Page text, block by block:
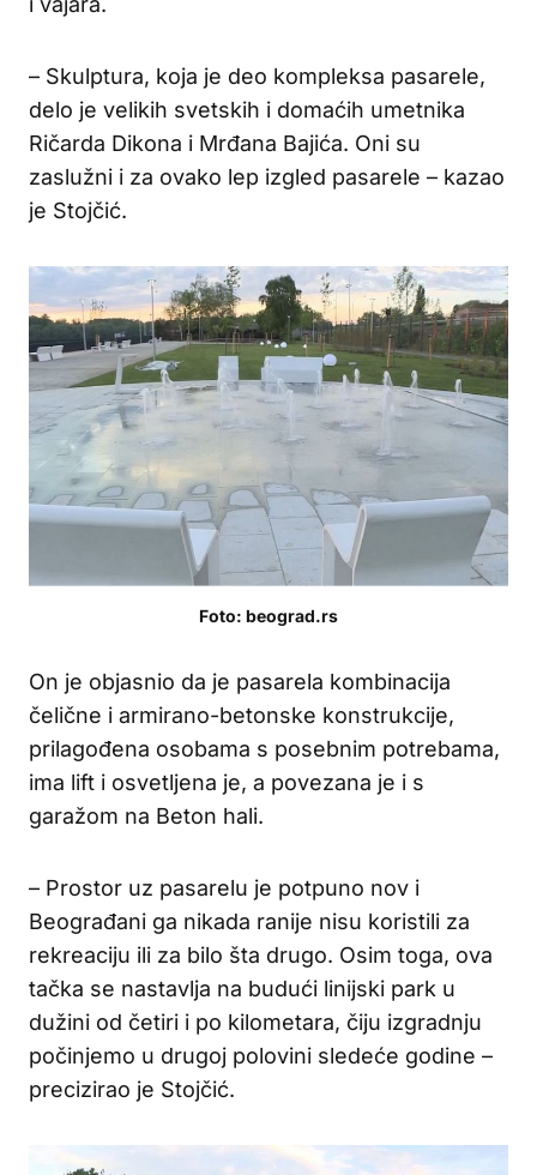
– Skulptura, koja je deo kompleksa pasarele,
delo je velikih svetskih i domaćih umetnika
Ričarda Dikona i Mrđana Bajića. Oni su
zaslužni i za ovako lep izgled pasarele – kazao
je Stojčić.
Foto: beograd.rs
On je objasnio da je pasarela kombinacija
čelične i armirano-betonske konstrukcije,
prilagođena osobama s posebnim potrebama,
ima lift i osvetljena je, a povezana je i s
garažom na Beton hali.
– Prostor uz pasarelu je potpuno nov i
Beograđani ga nikada ranije nisu koristili za
rekreaciju ili za bilo šta drugo. Osim toga, ova
tačka se nastavlja na budući linijski park u
dužini od četiri i po kilometara, čiju izgradnju
počinjemo u drugoj polovini sledeće godine –
precizirao je Stojčić.